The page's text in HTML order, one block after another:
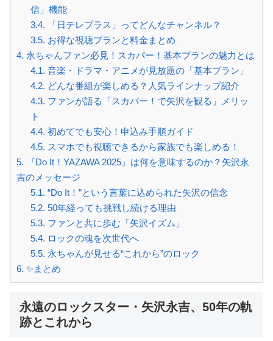
信」機能
3.4. 「日テレプラス」ってどんなチャンネル？
3.5. お得な視聴プランと料金まとめ
4. 永ちゃんファン必見！スカパー！基本プランの魅力とは
4.1. 音楽・ドラマ・アニメが見放題の「基本プラン」
4.2. どんな番組が楽しめる？人気ラインナップ紹介
4.3. ファンが語る「スカパー！で矢沢を観る」メリッ
ト
4.4. 初めてでも安心！申込み手順ガイド
4.5. スマホでも視聴できるから家族でも楽しめる！
5. 『Do It！YAZAWA 2025』は何を意味するのか？矢沢永
吉のメッセージ
5.1. “Do It！”という言葉に込められた矢沢の信念
5.2. 50年経っても挑戦し続ける理由
5.3. ファンと共に歩む「矢沢イズム」
5.4. ロックの魂を次世代へ
5.5. 永ちゃんが見せる“これから”のロック
6. ✨まとめ
永遠のロックスター・矢沢永吉、50年の軌
跡とこれから